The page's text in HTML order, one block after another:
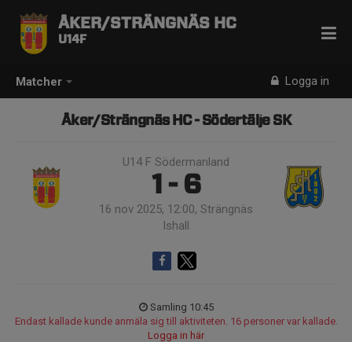
Matcher Logga in
ÅKER/STRÄNGNÄS HC
U14F
Åker/Strängnäs HC - Södertälje SK
U14 F Södermanland
1 - 6
16 nov 2025, 12:00, Strängnäs
Ishall
Samling 10:45
Endast kallade kunde anmäla sig till aktiviteten. 16 personer var kallade.
Logga in här